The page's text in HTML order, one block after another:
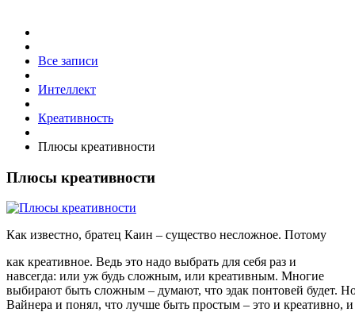
Все записи
Интеллект
Креативность
Плюсы креативности
Плюсы креативности
Как известно, братец Каин – существо несложное. Потому
как креативное. Ведь это надо выбрать для себя раз и
навсегда: или уж будь сложным, или креативным. Многие
выбирают быть сложным – думают, что эдак понтовей будет.
Вайнера и понял, что лучше быть простым – это и креативно,